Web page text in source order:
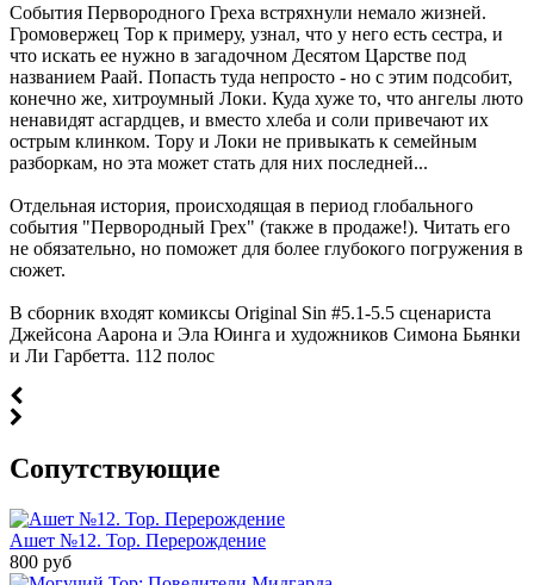
События Первородного Греха встряхнули немало жизней.
Громовержец Тор к примеру, узнал, что у него есть сестра, и
что искать ее нужно в загадочном Десятом Царстве под
названием Раай. Попасть туда непросто - но с этим подсобит,
конечно же, хитроумный Локи. Куда хуже то, что ангелы люто
ненавидят асгардцев, и вместо хлеба и соли привечают их
острым клинком. Тору и Локи не привыкать к семейным
разборкам, но эта может стать для них последней...
Отдельная история, происходящая в период глобального
события "Первородный Грех" (также в продаже!). Читать его
не обязательно, но поможет для более глубокого погружения в
сюжет.
В сборник входят комиксы Original Sin #5.1-5.5 сценариста
Джейсона Аарона и Эла Юинга и художников Симона Бьянки
и Ли Гарбетта. 112 полос
Cопутствующие
Ашет №12. Тор. Перерождение
800 руб